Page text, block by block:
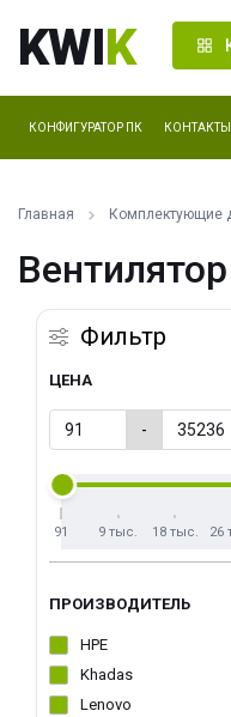
KWIK
КОНФИГУРАТОР ПК КОНТАКТЫ
Главная Комплектующие
Фильтр
ЦЕНА
-
91 9 тыс. 18 тыс. 26
ПРОИЗВОДИТЕЛЬ
HPE
Khadas
Lenovo